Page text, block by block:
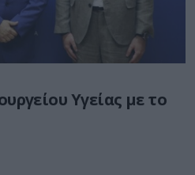
Υγείας με το